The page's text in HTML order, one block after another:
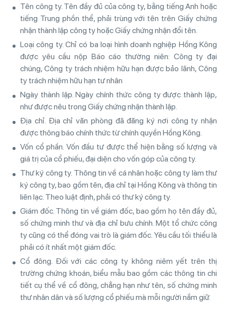
Tên công ty. Tên đầy đủ của công ty, bằng tiếng Anh hoặc
tiếng Trung phồn thể, phải trùng với tên trên Giấy chứng
nhận thành lập công ty hoặc Giấy chứng nhận đổi tên.
Loại công ty. Chỉ có ba loại hình doanh nghiệp Hồng Kông
được yêu cầu nộp Báo cáo thường niên: Công ty đại
chúng, Công ty trách nhiệm hữu hạn được bảo lãnh, Công
ty trách nhiệm hữu hạn tư nhân
Ngày thành lập. Ngày chính thức công ty được thành lập,
như được nêu trong Giấy chứng nhận thành lập.
Địa chỉ. Địa chỉ văn phòng đã đăng ký nơi công ty nhận
được thông báo chính thức từ chính quyền Hồng Kông.
Vốn cổ phần. Vốn đầu tư được thể hiện bằng số lượng và
giá trị của cổ phiếu, đại diện cho vốn góp của công ty.
Thư ký công ty. Thông tin về cá nhân hoặc công ty làm thư
ký công ty, bao gồm tên, địa chỉ tại Hồng Kông và thông tin
liên lạc. Theo luật định, phải có thư ký công ty.
Giám đốc. Thông tin về giám đốc, bao gồm họ tên đầy đủ,
số chứng minh thư và địa chỉ bưu chính. Một tổ chức công
ty cũng có thể đóng vai trò là giám đốc. Yêu cầu tối thiểu là
phải có ít nhất một giám đốc.
Cổ đông. Đối với các công ty không niêm yết trên thị
trường chứng khoán, biểu mẫu bao gồm các thông tin chi
tiết cụ thể về cổ đông, chẳng hạn như tên, số chứng minh
thư nhân dân và số lượng cổ phiếu mà mỗi người nắm giữ.